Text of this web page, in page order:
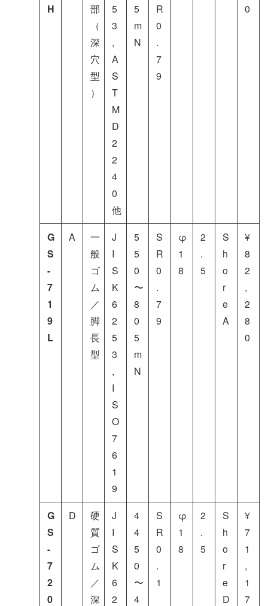
H
部
（
深
穴
型
）
5
3
,
A
S
T
M
D
2
2
4
0
他
5
m
N
R
0
.
7
9
0
G
S
-
7
1
9
L
A
一
般
ゴ
ム
／
脚
長
型
J
I
S
K
6
2
5
3
,
I
S
O
7
6
1
9
5
5
0
〜
8
0
5
m
N
S
R
0
.
7
9
φ
1
8
2
.
5
S
h
o
r
e
A
¥
8
2
,
2
8
0
G
S
-
7
2
0
D
硬
質
ゴ
ム
／
深
J
I
S
K
6
2
4
4
5
0
〜
4
S
R
0
.
1
φ
1
8
2
.
5
S
h
o
r
e
D
¥
7
1
,
1
7